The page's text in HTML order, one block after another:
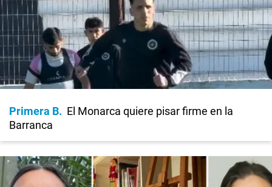
Primera B
El Monarca quiere pisar firme en la
Barranca